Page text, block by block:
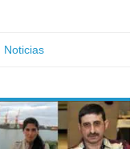
Noticias